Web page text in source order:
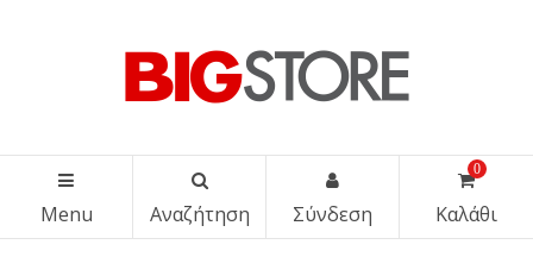
Menu Αναζήτηση Σύνδεση
0
Καλάθι